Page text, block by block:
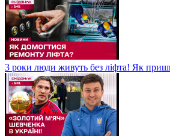
3 роки люди живуть без ліфта! Як